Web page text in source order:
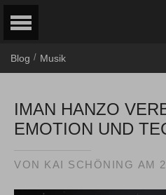
Blog / Musik
IMAN HANZO
EMOTION UND
VON KAI SCHÖNING AM